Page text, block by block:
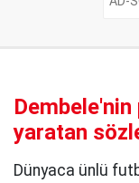
yaratan
Dünyaca ünlü